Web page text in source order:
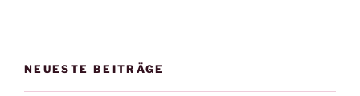
NEUESTE BEITRÄGE